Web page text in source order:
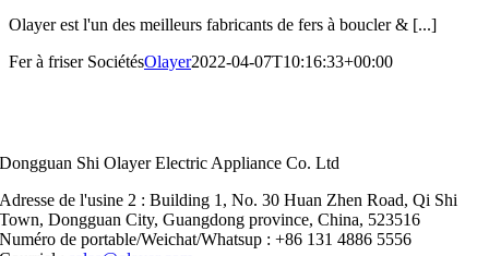
Olayer est l'un des meilleurs fabricants de fers à boucler & [...]
Fer à friser SociétésOlayer2022-04-07T10:16:33+00:00
Dongguan Shi Olayer Electric Appliance Co. Ltd
Adresse de l'usine 2 : Building 1, No. 30 Huan Zhen Road, Qi Shi
Town, Dongguan City, Guangdong province, China, 523516
Numéro de portable/Weichat/Whatsup : +86 131 4886 5556